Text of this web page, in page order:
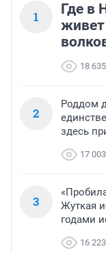
1
Где в
живет
18 635
2
Роддом
здесь
17 003
3
Жуткая
годами
16 223